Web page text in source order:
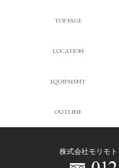
TOP PAGE
LOCATION
EQUIPMENT
OUTLINE
株式会社モリモ